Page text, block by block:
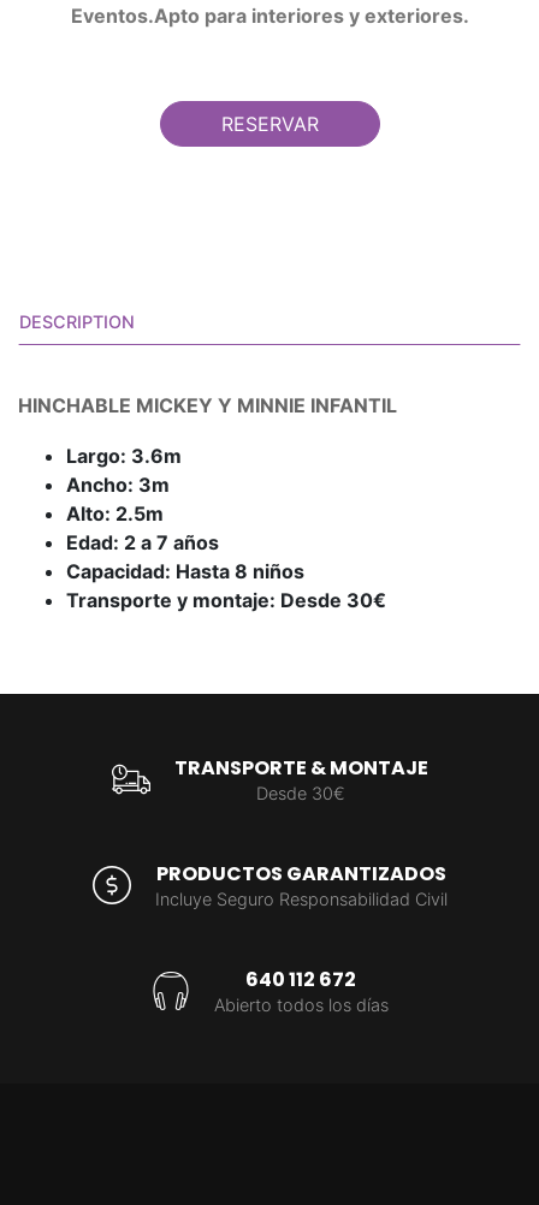
Eventos.Apto para interiores y exteriores.
RESERVAR
DESCRIPTION
HINCHABLE MICKEY Y MINNIE INFANTIL
Largo: 3.6m
Ancho: 3m
Alto: 2.5m
Edad: 2 a 7 años
Capacidad: Hasta 8 niños
Transporte y montaje: Desde 30€
TRANSPORTE & MONTAJE
Desde 30€
PRODUCTOS GARANTIZADOS
Incluye Seguro Responsabilidad Civil
640 112 672
Abierto todos los días